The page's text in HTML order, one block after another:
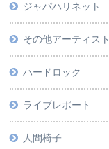
ジャパハリネット
その他アーティスト
ハードロック
ライブレポート
人間椅子